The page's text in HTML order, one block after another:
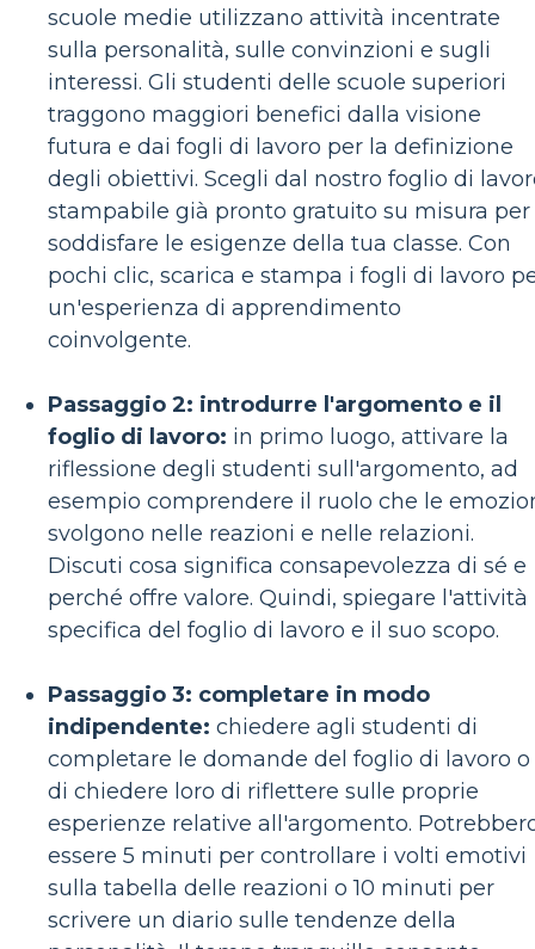
scuole medie utilizzano attività incentrate
sulla personalità, sulle convinzioni e sugli
interessi. Gli studenti delle scuole superiori
traggono maggiori benefici dalla visione
futura e dai fogli di lavoro per la definizione
degli obiettivi. Scegli dal nostro foglio di
stampabile già pronto gratuito su misura per
soddisfare le esigenze della tua classe. Con
pochi clic, scarica e stampa i fogli di lavoro
un'esperienza di apprendimento
coinvolgente.
Passaggio 2: introdurre l'argomento e il
foglio di lavoro: in primo luogo, attivare la
riflessione degli studenti sull'argomento, ad
esempio comprendere il ruolo che le
svolgono nelle reazioni e nelle relazioni.
Discuti cosa significa consapevolezza di sé e
perché offre valore. Quindi, spiegare l'attività
specifica del foglio di lavoro e il suo scopo.
Passaggio 3: completare in modo
indipendente: chiedere agli studenti di
completare le domande del foglio di lavoro o
di chiedere loro di riflettere sulle proprie
esperienze relative all'argomento.
essere 5 minuti per controllare i volti emotivi
sulla tabella delle reazioni o 10 minuti per
scrivere un diario sulle tendenze della